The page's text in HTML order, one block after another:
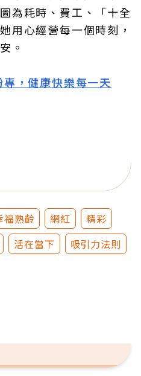
為耗時、費工、「十全
用心經營每一個時刻，
。
，健康快樂每一天
福熟齡 網紅
精彩
活在當下 吸引力法則